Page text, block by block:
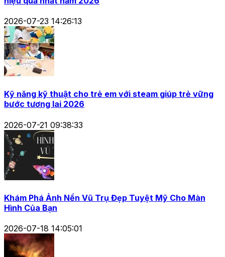
2026-07-23 14:26:13
Kỹ năng kỹ thuật cho trẻ em với steam giúp trẻ vững
bước tương lai 2026
2026-07-21 09:38:33
Khám Phá Ảnh Nền Vũ Trụ Đẹp Tuyệt Mỹ Cho Màn
Hình Của Bạn
2026-07-18 14:05:01